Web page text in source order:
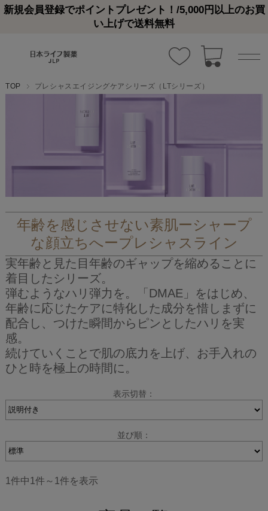
新規会員登録でポイントプレゼント！/5,000円以上のお買
い上げで送料無料
TOP プレシャスエイジングケアシリーズ（LTシリーズ）
年齢を感じさせない素肌ーシャープ
な顔立ちへープレシャスライン
実年齢と見た目年齢のギャップを縮めることに
着目したシリーズ。
弾むようなハリ弾力を。「DMAE」をはじめ、
年齢に応じたケアに特化した成分を惜しまずに
配合し、つけた瞬間からピンとしたハリを実
感。
続けていくことで肌の底力を上げ、お手入れの
ひと時を極上の時間に。
表示切替：
並び順：
1件中1件～1件を表示